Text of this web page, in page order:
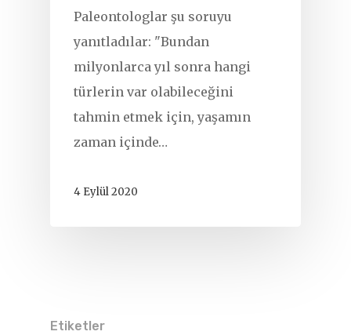
Paleontologlar şu soruyu
yanıtladılar: "Bundan
milyonlarca yıl sonra hangi
türlerin var olabileceğini
tahmin etmek için, yaşamın
zaman içinde…
4 Eylül 2020
Etiketler